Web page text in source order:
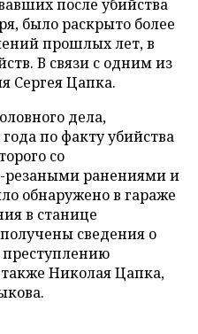
после убийства
было раскрыто более
прошлых лет, в
В связи с одним из
Сергея Цапка.
дела,
по факту убийства
со
ранениями и
обнаружено в гараже
в станице
сведения о
Николая Цапка,